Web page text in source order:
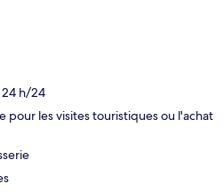
h/24
pour les visites touristiques ou l'achat